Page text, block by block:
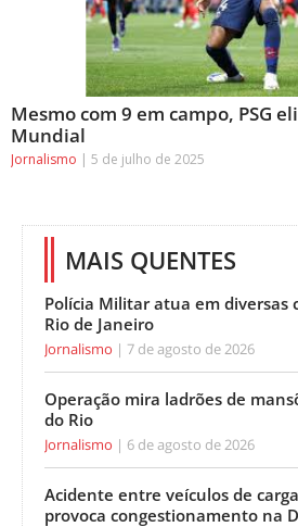
Mesmo com 9 em campo, PSG
Mundial
Jornalismo 5 de julho de 2025
MAIS QUENTES
Polícia Militar atua em diversas
Rio de Janeiro
Jornalismo 7 de agosto de 2026
Operação mira ladrões de
do Rio
Jornalismo 6 de agosto de 2026
Acidente entre veículos de
provoca congestionamento na